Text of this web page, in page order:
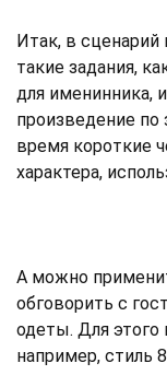
Итак, в
такие задания,
для именинника,
произведение по
время короткие
характера,
А можно
обговорить с
одеты. Для этого
например, стиль